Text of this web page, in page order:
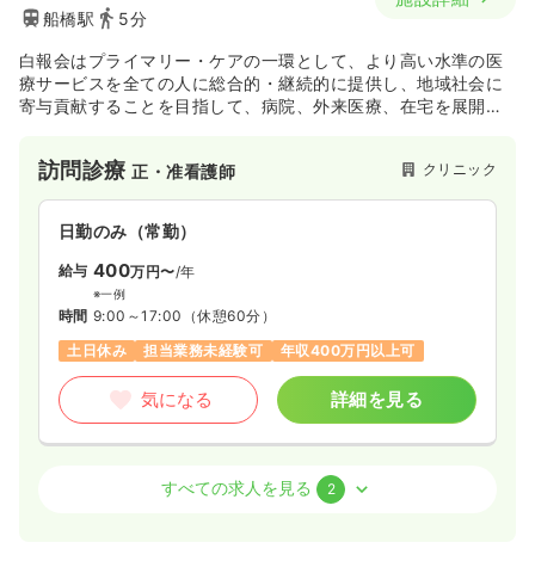
日勤のみ（常勤） 一時募集休止
給与 28.4万円 /月
※一例
時間 8:00～17:30（休憩60分）
気になる 詳細を見る
給与 21.5 万円〜
時間 8:30～17:30
土日祝休み
オンコールあり ブランク可
第二新卒可
気になる 詳細を見る
日勤のみ（パート）
給与 時給1,350円〜
時間 8:30～17:30
土日祝休み
オンコールあり ブランク可
第二新卒可
時給1,300円以上可
気になる 詳細を見る
船橋駅
5分
白報会はプライマリー・ケアの一環として、より高い水準の医
療サービスを全ての人に総合的・継続的に提供し、地域社会に
寄与貢献することを目指して、病院、外来医療、在宅を展開し
ク、在宅医療を主とした診療所を各地に設けて、患者さまと近
接した医療の実現を進めております。
同時に在宅医療を中心に各地域において外来医療、健康診断、
地域のネットワーク、関連の有料老人ホーム、薬局などの総合
体制の基、ひとりひとり、様々な違った環境に対応できるプラ
イマリー・ケアの確固たる実現に力を注いでいます。
訪問診療正・准看護師 クリニック
日勤のみ（常勤）
給与 400万円〜/年
※一例
時間 9:00～17:00 （休憩60分）
土日休み
担当業務未経験可 年収400万円以上可
気になる 詳細を見る
正・准看護師すべての求人を見る 2